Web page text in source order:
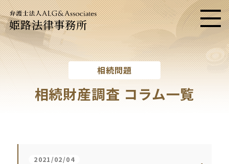
姫路法律事務所 メニ
相続問題
相続財産調査 コラム一覧
2021/02/04